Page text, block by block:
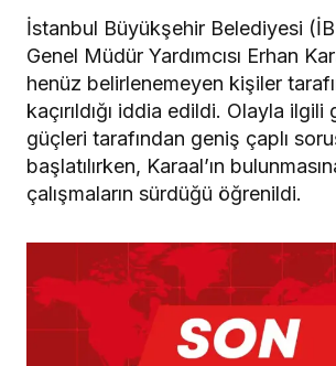
İstanbul Büyükşehir Belediyesi
Genel Müdür Yardımcısı Erhan
henüz belirlenemeyen kişiler
kaçırıldığı iddia edildi. Olayla ilgili
güçleri tarafından geniş çaplı
başlatılırken, Karaal’ın
çalışmaların sürdüğü öğrenildi.